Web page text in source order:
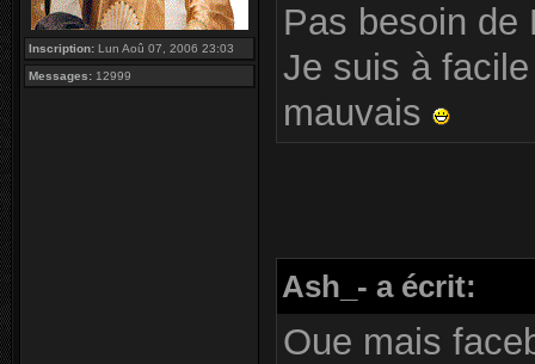
Inscription: Lun Aoû 07, 2006 23:03
Messages: 12999
Pas besoin de
Je suis à
mauvais
Ash_- a écrit:
Oue mais